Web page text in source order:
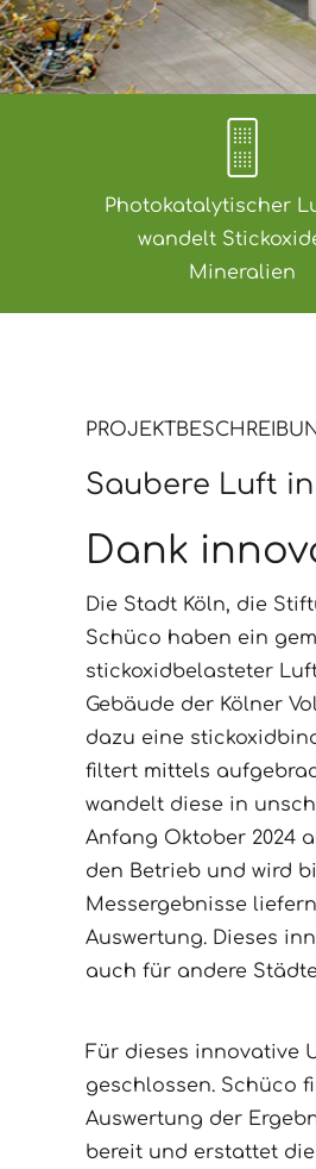
Photokatalytischer
wandelt
Mineralien
Saubere Luft
Dank
Die Stadt Köln, die
Schüco haben ein
stickoxidbelasteter
Gebäude der Kölner
dazu eine
filtert mittels
wandelt diese in
Anfang Oktober 2024
den Betrieb und wird
Messergebnisse
Auswertung. Dieses
auch für andere
Für dieses innovative
geschlossen. Schüco
Auswertung der
bereit und erstattet